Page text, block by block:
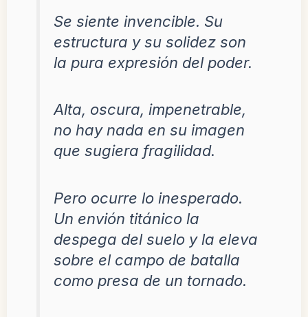
Se siente invencible. Su
estructura y su solidez son
la pura expresión del poder.
Alta, oscura, impenetrable,
no hay nada en su imagen
que sugiera fragilidad.
Pero ocurre lo inesperado.
Un envión titánico la
despega del suelo y la eleva
sobre el campo de batalla
como presa de un tornado.